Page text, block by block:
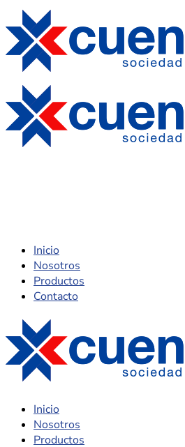
Inicio
Nosotros
Productos
Contacto
Inicio
Nosotros
Productos